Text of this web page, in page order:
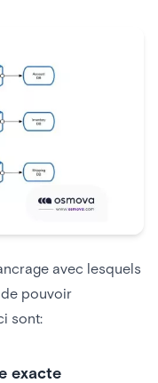
avec lesquels
pouvoir
sont:
exacte